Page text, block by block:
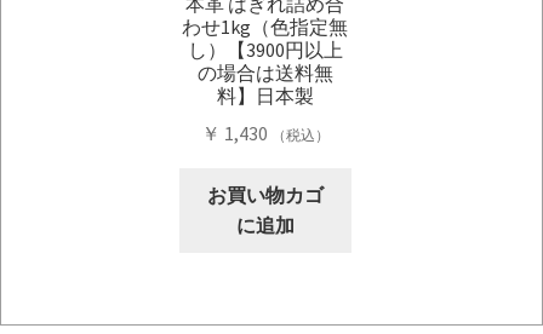
エ
ー
シ
ョ
が
あ
わせ1kg（色指定無
し）【3900円以上
の場合は送料無
料】日本製
￥ 1,430 （税込）
お買い物カゴ
に追加